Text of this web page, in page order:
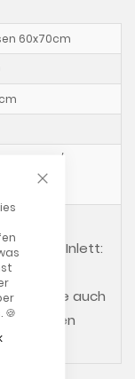
🍪
60x70cm
Polyester/
100%
THERA-
PU-Inlett:
Sie auch